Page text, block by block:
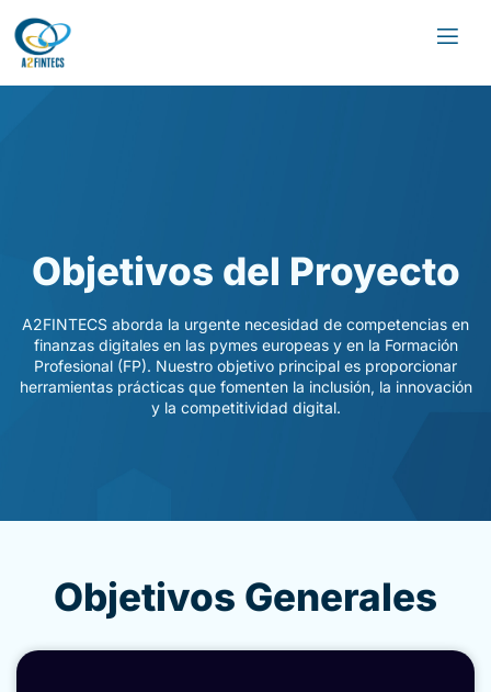
Objetivos del Proyecto
A2FINTECS aborda la urgente necesidad de competencias en
finanzas digitales en las pymes europeas y en la Formación
Profesional (FP). Nuestro objetivo principal es proporcionar
herramientas prácticas que fomenten la inclusión, la innovación
y la competitividad digital.
Objetivos Generales